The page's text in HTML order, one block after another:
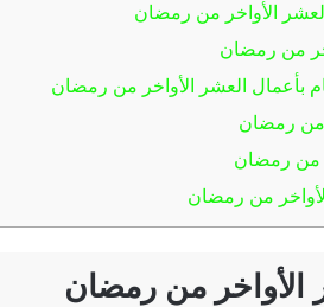
الأواخر من رمضان
من رمضان
بأعمال العشر الأواخر من رمضان
من رمضان
من رمضان
من رمضان
الأواخر من رمضان